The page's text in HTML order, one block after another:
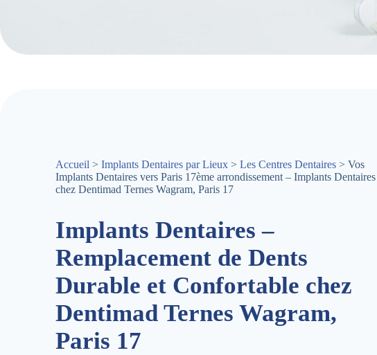
Accueil > Implants Dentaires par Lieux > Les Centres Dentaires > Vos
Implants Dentaires vers Paris 17ème arrondissement – Implants Dentaires
chez Dentimad Ternes Wagram, Paris 17
Implants Dentaires –
Remplacement de Dents
Durable et Confortable chez
Dentimad Ternes Wagram,
Paris 17